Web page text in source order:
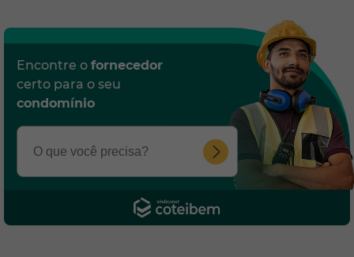
Encontre o fornecedor
certo para o seu
condomínio